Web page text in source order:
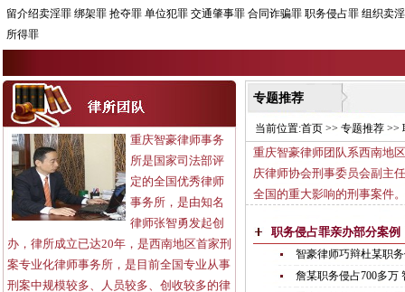
留介绍卖淫罪 绑架罪 抢夺罪 单位犯罪 交通肇事罪 合同诈骗罪 职务侵占罪 组织卖
所得罪
重庆智豪律师事务
所是国家司法部评
定的全国优秀律师
事务所，是由知名
律师张智勇发起创
办，律所成立已达20年，是西南地区首家刑
案专业化律师事务所，是目前全国专业从事
刑案中规模较多、人员较多、创收较多的律
专题推荐
当前位置:首页 >> 专题推荐 >>
重庆智豪律师团队系西南地
庆律师协会刑事委员会副主
全国的重大影响的刑事案件。
职务侵占罪亲办部分案
智豪律师巧辩杜某职
詹某职务侵占700多万